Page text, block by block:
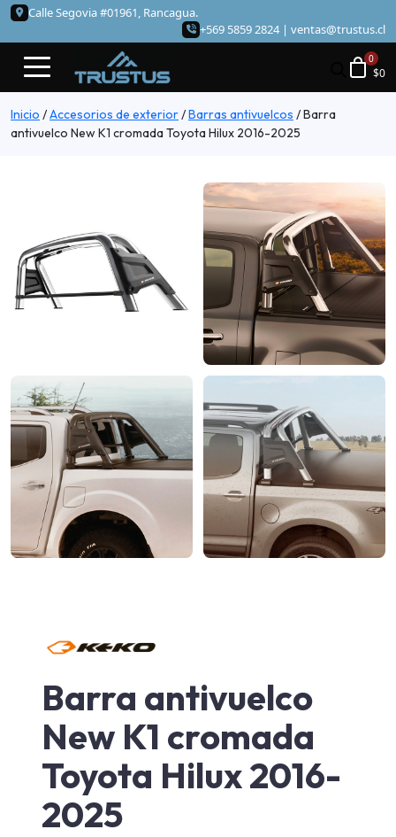
Calle Segovia #01961, Rancagua.
+569 5859 2824 | ventas@trustus.cl
$0
Inicio /Accesorios de exterior/Barras antivuelcos /Barra
antivuelco New K1 cromada Toyota Hilux 2016-2025
Barra antivuelco
New K1 cromada
Toyota Hilux 2016-
2025